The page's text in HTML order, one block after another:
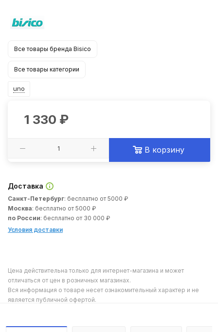
Все товары бренда Bisico
Все товары категории
uno
1 330 ₽
В корзину
Доставка
Санкт-Петербург: бесплатно от 5000 ₽
Москва: бесплатно от 5000 ₽
по России: бесплатно от 30 000 ₽
Условия доставки
Цена действительна только для интернет-магазина и может
отличаться от цен в розничных магазинах.
Вся информация о товаре несет ознакомительный характер и не
является публичной офертой.